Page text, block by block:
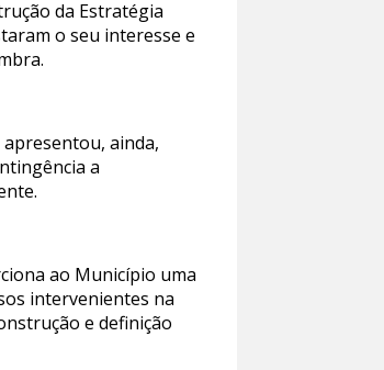
da Estratégia
o seu interesse e
apresentou, ainda,
a
ao Município uma
intervenientes na
e definição